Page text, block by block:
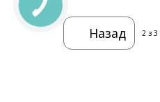
Назад 2 з 3